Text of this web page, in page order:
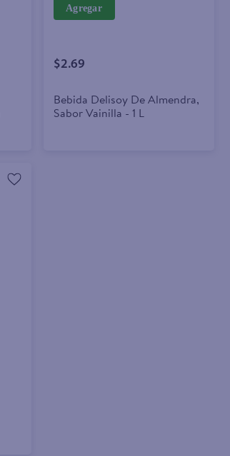
Agregar
$2.69
Bebida Delisoy De Almendra,
Sabor Vainilla - 1 L